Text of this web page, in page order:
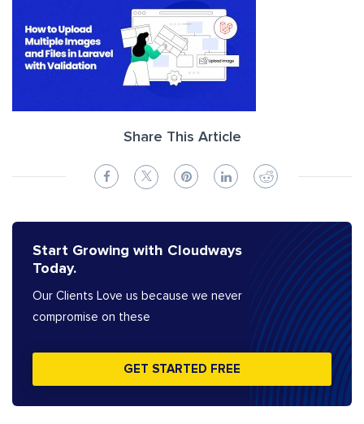
Share This Article
Start Growing with Cloudways
Today.
Our Clients Love us because we never
compromise on these
GET STARTED FREE